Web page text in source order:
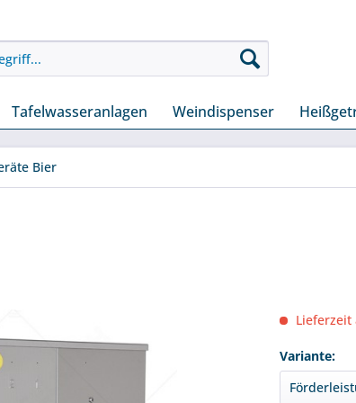
Tafelwasseranlagen Weindispenser
Bier
Lieferzeit
Variante: